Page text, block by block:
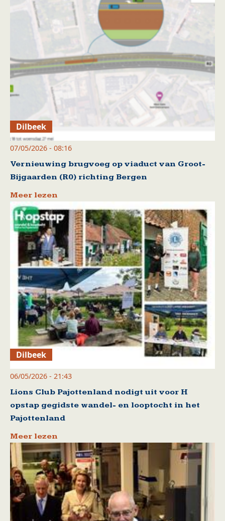
Dilbeek
07/05/2026 - 08:16
Vernieuwing brugvoeg op viaduct van Groot-
Bijgaarden (R0) richting Bergen
Meer lezen
Dilbeek
06/05/2026 - 21:43
Lions Club Pajottenland nodigt uit voor H
opstap gegidste wandel- en looptocht in het
Pajottenland
Meer lezen